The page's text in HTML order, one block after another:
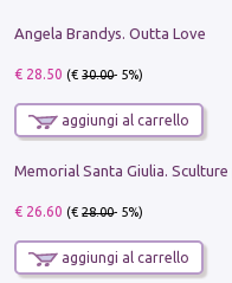
Angela Brandys. Outta Love
€ 28.50 (€30.00- 5%)
aggiungi al carrello
€ 26.60 (€28.00- 5%)
aggiungi al carrello